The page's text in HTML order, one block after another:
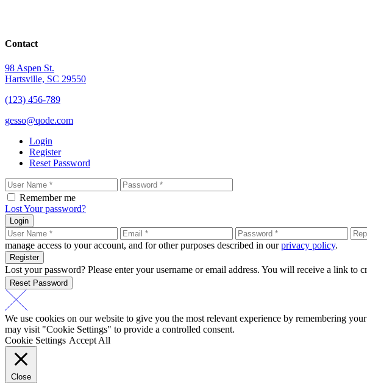
Contact
98 Aspen St.
Hartsville, SC 29550
(123) 456-789
gesso@qode.com
Login
Register
Reset Password
Remember me
Lost Your password?
Login
manage access to your account, and for other purposes described in ourprivacy policy.
Register
Lost your password? Please enter your username or email address. You will receive a link to
Reset Password
We use cookies on our website to give you the most relevant experience by remembering
may visit "Cookie Settings" to provide a controlled consent.
Cookie Settings Accept All
Close